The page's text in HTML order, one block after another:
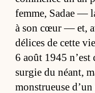
fem­me, Sa­dae —
à son cœur — et,
dé­lices de cette
6 août 1945
sur­gie du néant,
mons­trueuse